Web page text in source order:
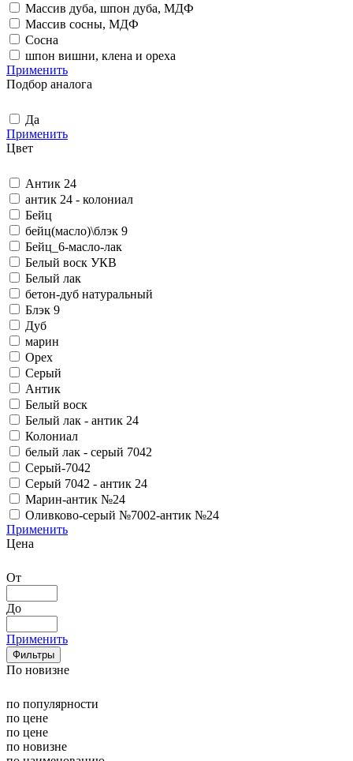
Массив дуба, шпон дуба, МДФ
Массив сосны, МДФ
Сосна
шпон вишни, клена и ореха
Применить
Подбор аналога
Да
Применить
Цвет
Антик 24
антик 24 - колониал
Бейц
бейц(масло)\блэк 9
Бейц_6-масло-лак
Белый воск УКВ
Белый лак
бетон-дуб натуральный
Блэк 9
Дуб
марин
Орех
Серый
Антик
Белый воск
Белый лак - антик 24
Колониал
белый лак - серый 7042
Серый-7042
Серый 7042 - антик 24
Марин-антик №24
Оливково-серый №7002-антик №24
Применить
Цена
От
До
Применить
Фильтры
По новизне
по популярности
по цене
по цене
по новизне